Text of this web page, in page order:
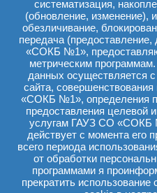
Главная → Об учреждении →
Формы документов по
Уведомление о фактах
склонения его к совершению
правонарушений
Уведомление о личной
должностных обязанностей,
привести к конфликту
систематизация,
(обновление, изменение),
обезличивание,
передача
«СОКБ №1»,
метрическим
данных осуществляется
сайта,
«СОКБ №1», определения
предоставления целевой
услугам ГАУЗ СО «СОКБ
действует с момента его
всего периода
от обработки
программами я
прекратить